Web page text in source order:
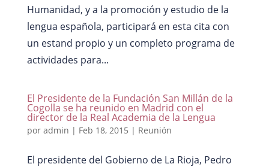
Humanidad, y a la promoción y estudio de la
lengua española, participará en esta cita con
un estand propio y un completo programa de
actividades para...
El Presidente de la Fundación San Millán de la
Cogolla se ha reunido en Madrid con el
director de la Real Academia de la Lengua
por admin | Feb 18, 2015 | Reunión
El presidente del Gobierno de La Rioja, Pedro